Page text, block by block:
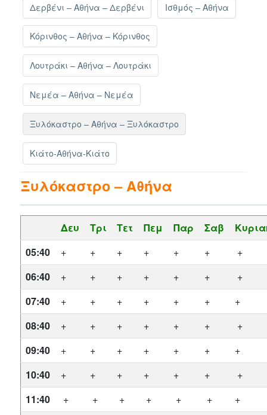
Δερβένι – Αθήνα – Δερβένι Ισθμός – Αθήνα
Κόρινθος – Αθήνα – Κόρινθος
Λουτράκι – Αθήνα – Λουτράκι
Νεμέα – Αθήνα – Νεμέα
Ξυλόκαστρο – Αθήνα – Ξυλόκαστρο
Κιάτο-Αθήνα-Κιάτο
Ξυλόκαστρο – Αθήνα
Δευ Τρι Τετ Πεμ Παρ Σαβ
05:40
+ + + + + +
+
06:40
+ + + + + +
+
07:40
+ + + + + +
+
08:40
+ + + + + +
+
09:40
+ + + + + +
+
10:40
+ + + + + +
+
11:40
+ + + + + +
+